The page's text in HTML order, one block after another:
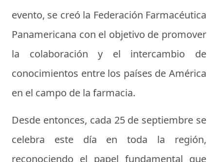
evento, se creó la Federación Farmacéutica
Panamericana con el objetivo de promover
la colaboración y el intercambio de
conocimientos entre los países de América
en el campo de la farmacia.
Desde entonces, cada 25 de septiembre se
celebra este día en toda la región,
reconociendo el papel fundamental que